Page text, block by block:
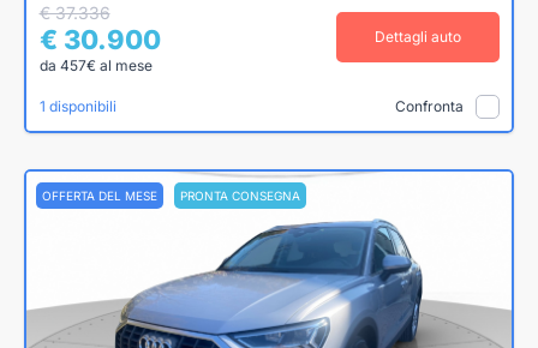
€ 37.336
€ 30.900
da 457€ al mese
Dettagli auto
1 disponibili Confronta
OFFERTA DEL MESE PRONTA CONSEGNA